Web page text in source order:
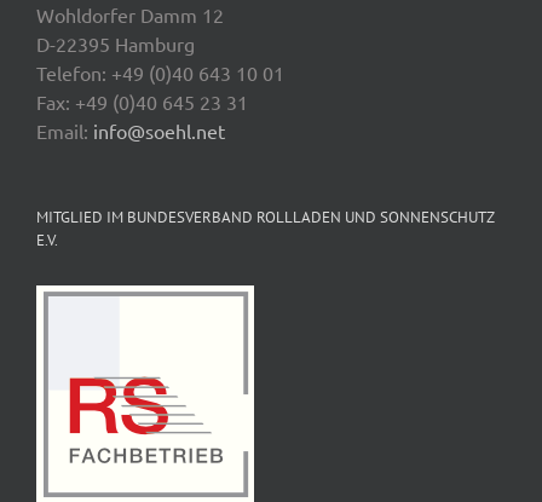
Wohldorfer Damm 12
D-22395 Hamburg
Telefon: +49 (0)40 643 10 01
Fax: +49 (0)40 645 23 31
Email: info@soehl.net
MITGLIED IM BUNDESVERBAND ROLLLADEN UND SONNENSCHUTZ
E.V.